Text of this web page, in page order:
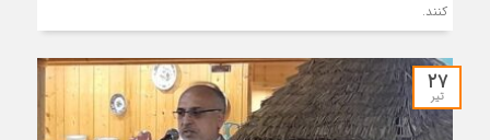
کنند.
۲۷
تیر